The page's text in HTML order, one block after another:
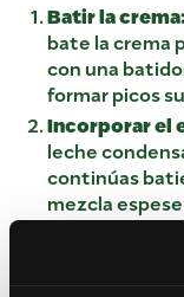
Batir la crema:
bate la crema
con una
formar picos
Incorporar el
leche
continúas
mezcla
galletas